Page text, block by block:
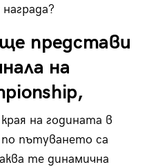
представи
на
на годината в
пътуването са
те динамична